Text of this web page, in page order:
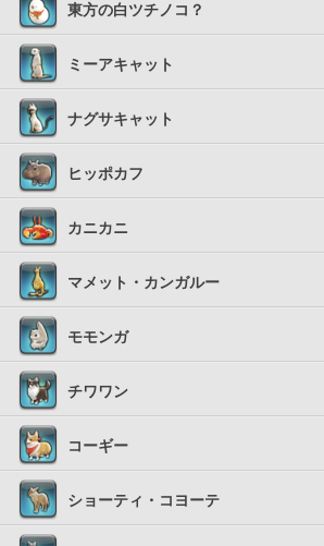
東方の白ツチノコ？
ミーアキャット
ナグサキャット
ヒッポカフ
カニカニ
マメット・カンガルー
モモンガ
チワワン
コーギー
ショーティ・コヨーテ